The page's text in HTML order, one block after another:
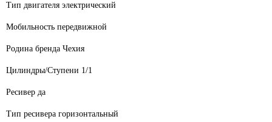
Тип двигателя электрический
Мобильность передвижной
Родина бренда Чехия
Цилиндры/Ступени 1/1
Ресивер да
Тип ресивера горизонтальный